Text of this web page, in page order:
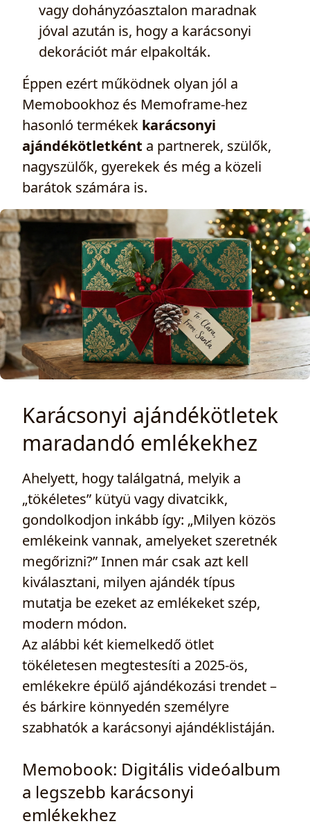
vagy dohányzóasztalon maradnak
jóval azután is, hogy a karácsonyi
dekorációt már elpakolták.
Éppen ezért működnek olyan jól a
Memobookhoz és Memoframe-hez
hasonló termékek karácsonyi
ajándékötletként a partnerek, szülők,
nagyszülők, gyerekek és még a közeli
barátok számára is.
Karácsonyi ajándékötletek
maradandó emlékekhez
Ahelyett, hogy találgatná, melyik a
„tökéletes” kütyü vagy divatcikk,
gondolkodjon inkább így: „Milyen közös
emlékeink vannak, amelyeket szeretnék
megőrizni?” Innen már csak azt kell
kiválasztani, milyen ajándék típus
mutatja be ezeket az emlékeket szép,
modern módon.
Az alábbi két kiemelkedő ötlet
tökéletesen megtestesíti a 2025-ös,
emlékekre épülő ajándékozási trendet –
és bárkire könnyedén személyre
szabhatók a karácsonyi ajándéklistáján.
Memobook: Digitális videóalbum
a legszebb karácsonyi
emlékekhez